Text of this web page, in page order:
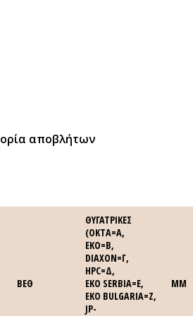
αποβλήτων
ΒΕΘ
ΘΥΓΑΤΡΙΚΕΣ
(OKTA=A,
EKO=B,
DIAXON=Γ,
HPC=Δ,
EKO SERBIA=Ε,
EKO BULGARIA=Ζ,
JP-
MM